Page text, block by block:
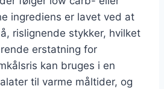
ingrediens er lavet ved at
rislignende stykker, hvilket
erstatning for
kan bruges i en
til varme måltider, og